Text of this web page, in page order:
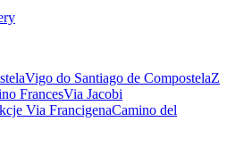
Vigo do Santiago de CompostelaZ
FrancesVia Jacobi
Via FrancigenaCamino del